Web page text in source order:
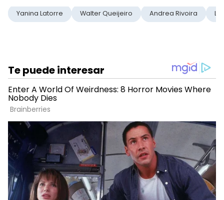
Yanina Latorre Walter Queijeiro Andrea Rivoira